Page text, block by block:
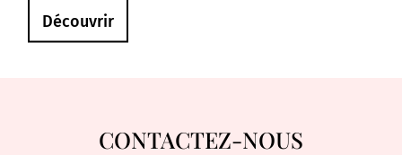
Découvrir
CONTACTEZ-NOUS